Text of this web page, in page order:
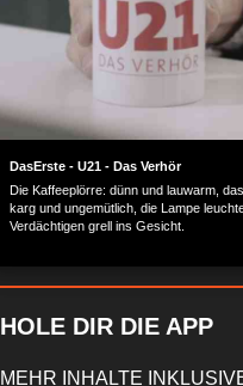
DasErste - U21 - Das Verhör
Die Kaffeeplörre: dünn und lauwarm,
karg und ungemütlich, die Lampe
Verdächtigen grell ins Gesicht.
HOLE DIR DIE APP
MEHR INHALTE